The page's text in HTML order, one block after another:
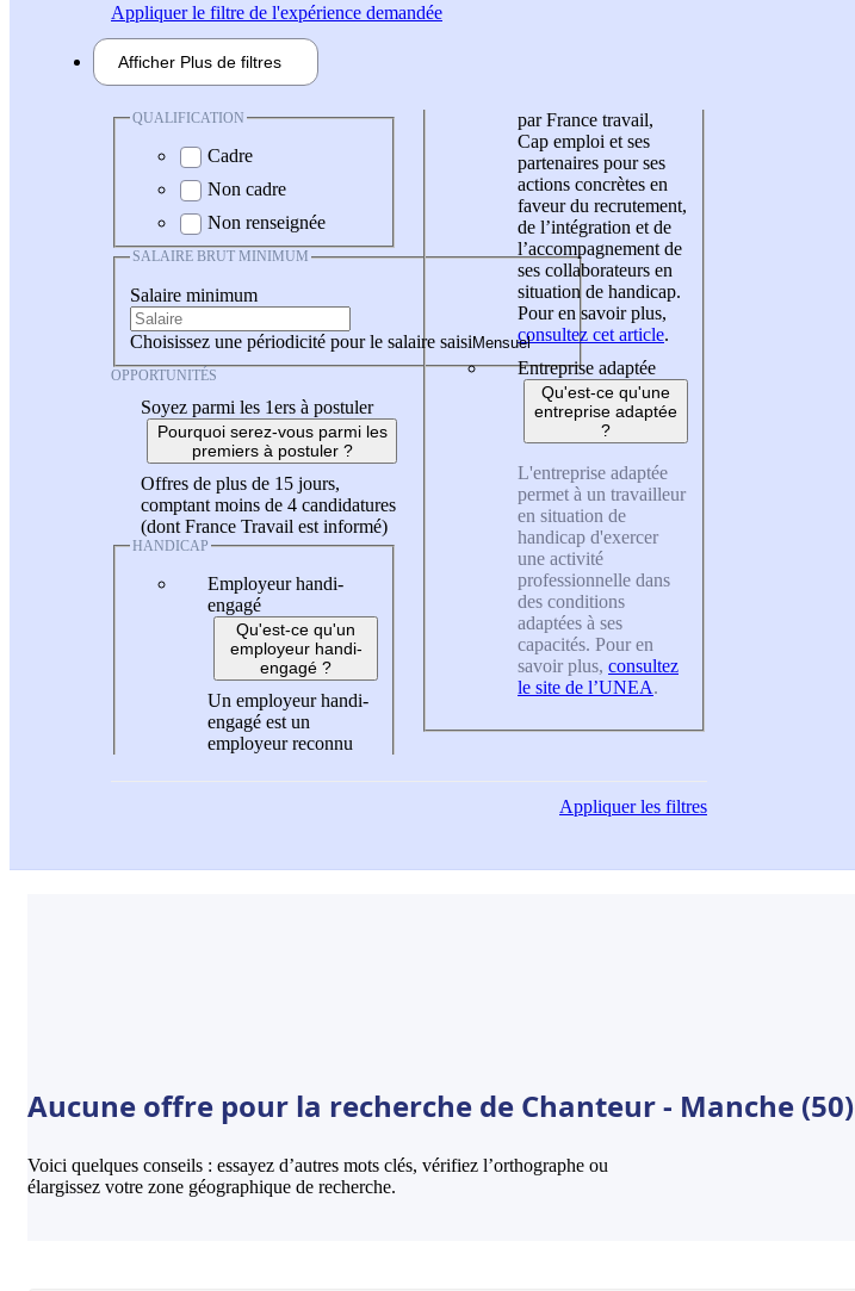
Appliquerle filtre de l'expérience demandée
Afficher Plus de filtres
QUALIFICATION
Cadre
Non cadre
Non renseignée
SALAIRE BRUT MINIMUM
Salaire minimum
Choisissez une périodicité pour le salaire saisi
OPPORTUNITÉS
Soyez parmi les 1ers à postuler
Pourquoi serez-vous parmi les
premiers à postuler ?
Offres de plus de 15 jours,
comptant moins de 4 candidatures
(dont France Travail est informé)
HANDICAP
Employeur handi-
engagé
Qu'est-ce qu'un
employeur handi-
engagé ?
Un employeur handi-
engagé est un
employeur reconnu
par France travail,
Cap emploi et ses
partenaires pour ses
actions concrètes en
faveur du recrutement,
de l’intégration et de
l’accompagnement de
ses collaborateurs en
situation de handicap.
Pour en savoir plus,
consultez cet article.
Entreprise adaptée
Qu'est-ce qu'une
entreprise adaptée
?
L'entreprise adaptée
permet à un travailleur
en situation de
handicap d'exercer
une activité
professionnelle dans
des conditions
adaptées à ses
capacités. Pour en
savoir plus, consultez
le site de l’UNEA.
Appliquerles filtres
Aucune offre pour la recherche de Chanteur - Manche (50)
Voici quelques conseils : essayez d’autres mots clés, vérifiez l’orthographe ou
élargissez votre zone géographique de recherche.